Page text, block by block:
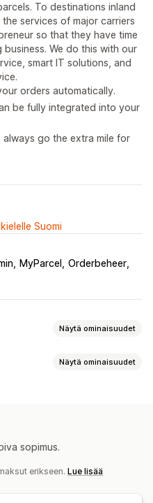
To destinations inland
services of major carriers
so that they have time
We do this with our
smart IT solutions, and
orders automatically.
be fully integrated into your
always go the extra mile for
Suomi
MyParcel
Orderbeheer
Näytä ominaisuudet
Näytä ominaisuudet
Toimituspäivä
sopimus.
erikseen. Lue lisää